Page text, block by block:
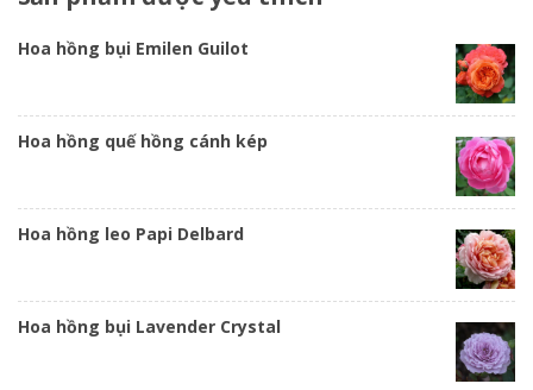
Hoa hồng bụi Emilen Guilot
Hoa hồng quế hồng cánh kép
Hoa hồng leo Papi Delbard
Hoa hồng bụi Lavender Crystal